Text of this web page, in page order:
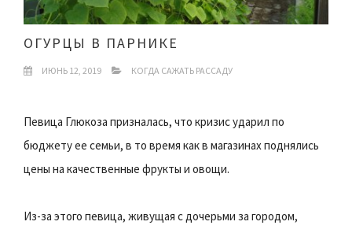
ОГУРЦЫ В ПАРНИКЕ
ИЮНЬ 12, 2019 КОГДА САЖАТЬ РАССАДУ
Певица Глюкоза призналась, что кризис ударил по
бюджету ее семьи, в то время как в магазинах поднялись
цены на качественные фрукты и овощи.
Из-за этого певица, живущая с дочерьми за городом,